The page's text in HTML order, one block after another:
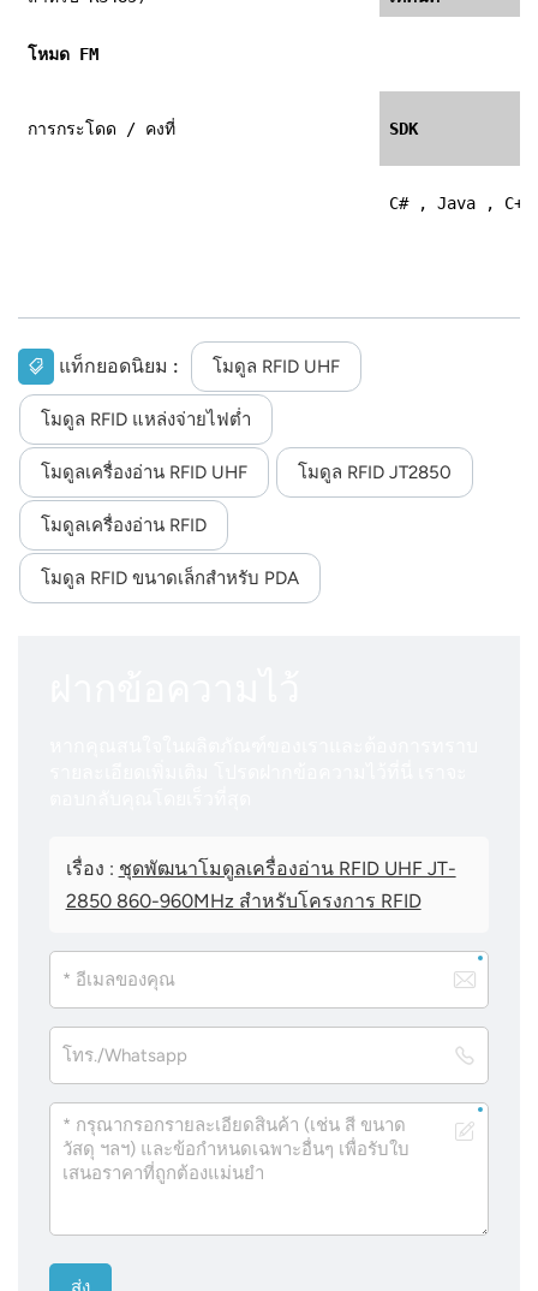
โหมด FM
การกระโดด / คงที่ SDK
C# , Java , C++
แท็กยอดนิยม : โมดูล RFID UHF
โมดูล RFID แหล่งจ่ายไฟต่ำ
โมดูลเครื่องอ่าน RFID UHF โมดูล RFID JT2850
โมดูลเครื่องอ่าน RFID
โมดูล RFID ขนาดเล็กสำหรับ PDA
เรื่อง : ชุดพัฒนาโมดูลเครื่องอ่าน RFID UHF JT-
2850 860-960MHz สำหรับโครงการ RFID